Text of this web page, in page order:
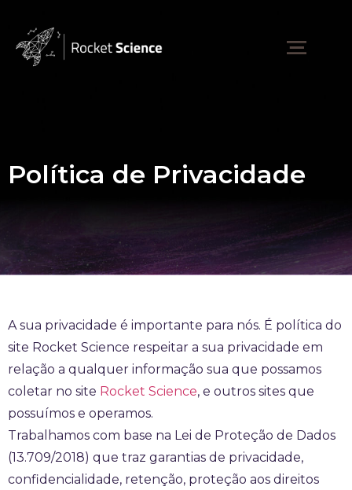
Política de Privacidade
A sua privacidade é importante para nós. É política do
site Rocket Science respeitar a sua privacidade em
relação a qualquer informação sua que possamos
coletar no site Rocket Science, e outros sites que
possuímos e operamos.
Trabalhamos com base na Lei de Proteção de Dados
(13.709/2018) que traz garantias de privacidade,
confidencialidade, retenção, proteção aos direitos